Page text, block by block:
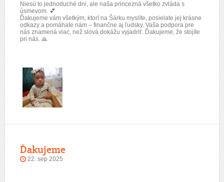
Niesú to jednoduché dni, ale naša princezná všetko zvláda s
úsmevom. 💕
Ďakujeme vám všetkým, ktorí na Šárku myslíte, posielate jej krásne
odkazy a pomáhate nám – finančne aj ľudsky. Vaša podpora pre
nás znamená viac, než slová dokážu vyjadriť. Ďakujeme, že stojíte
pri nás. 🙏
Ďakujeme
22. sep 2025